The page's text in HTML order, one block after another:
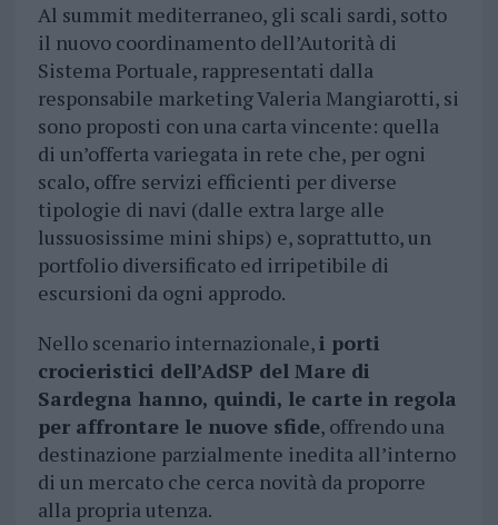
Al summit mediterraneo, gli scali sardi, sotto
il nuovo coordinamento dell’Autorità di
Sistema Portuale, rappresentati dalla
responsabile marketing Valeria Mangiarotti, si
sono proposti con una carta vincente: quella
di un’offerta variegata in rete che, per ogni
scalo, offre servizi efficienti per diverse
tipologie di navi (dalle extra large alle
lussuosissime mini ships) e, soprattutto, un
portfolio diversificato ed irripetibile di
escursioni da ogni approdo.
Nello scenario internazionale,i porti
crocieristici dell’AdSP del Mare di
Sardegna hanno, quindi, le carte in regola
per affrontare le nuove sfide, offrendo una
destinazione parzialmente inedita all’interno
di un mercato che cerca novità da proporre
alla propria utenza.